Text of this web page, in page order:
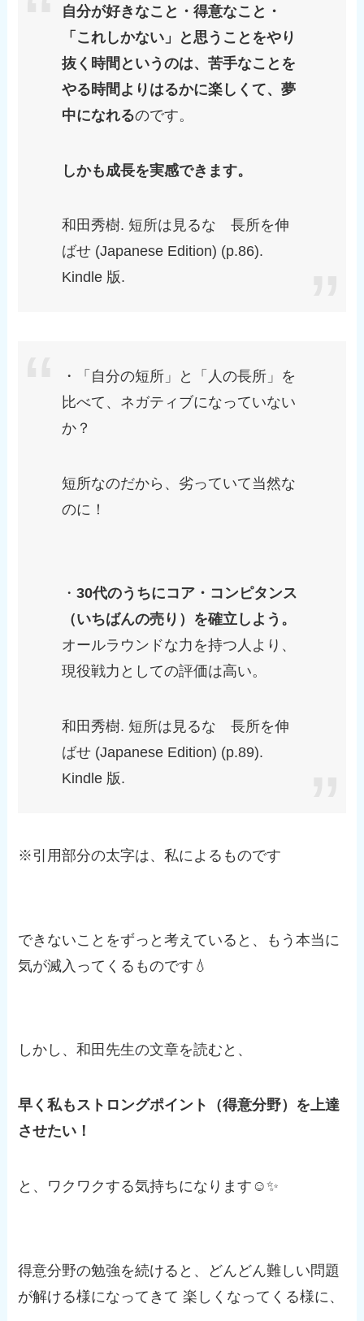
自分が好きなこと・得意なこと・
「これしかない」と思うことをやり
抜く時間というのは、苦手なことを
やる時間よりはるかに楽しくて、夢
中になれるのです。
しかも成長を実感できます。
和田秀樹. 短所は見るな 長所を伸
ばせ (Japanese Edition) (p.86).
Kindle 版.
・「自分の短所」と「人の長所」を
比べて、ネガティブになっていない
か？
短所なのだから、劣っていて当然な
のに！
・30代のうちにコア・コンピタンス
（いちばんの売り）を確立しよう。
オールラウンドな力を持つ人より、
現役戦力としての評価は高い。
和田秀樹. 短所は見るな 長所を伸
ばせ (Japanese Edition) (p.89).
Kindle 版.
※引用部分の太字は、私によるものです
できないことをずっと考えていると、もう本当に
気が滅入ってくるものです💧
しかし、和田先生の文章を読むと、
早く私もストロングポイント（得意分野）を上達
させたい！
と、ワクワクする気持ちになります☺️✨
得意分野の勉強を続けると、どんどん難しい問題
が解ける様になってきて 楽しくなってくる様に、